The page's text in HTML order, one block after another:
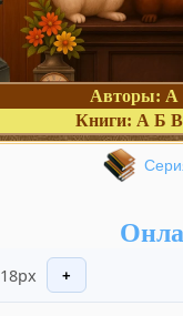
Авторы: А
Книги: А Б В
18px +